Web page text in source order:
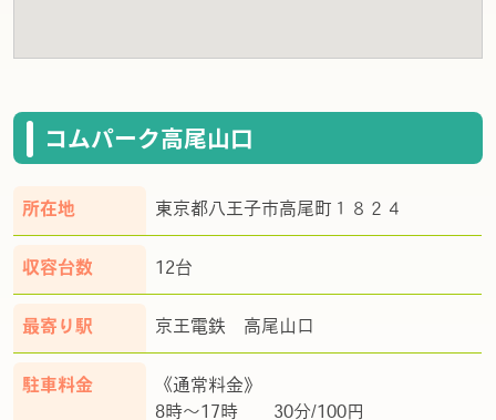
コムパーク高尾山口
所在地 東京都八王子市高尾町１８２４
収容台数 12台
最寄り駅 京王電鉄 高尾山口
駐車料金
《通常料金》
8時～17時 30分/100円